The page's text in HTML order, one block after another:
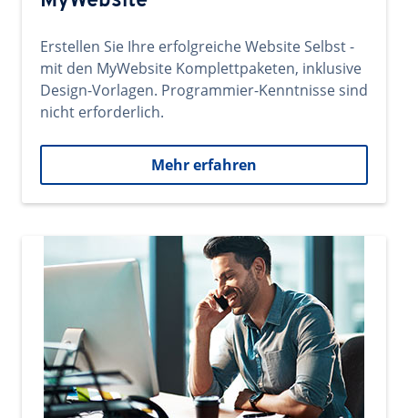
Erstellen Sie Ihre erfolgreiche Website Selbst -
mit den MyWebsite Komplettpaketen, inklusive
Design-Vorlagen. Programmier-Kenntnisse sind
nicht erforderlich.
Mehr erfahren